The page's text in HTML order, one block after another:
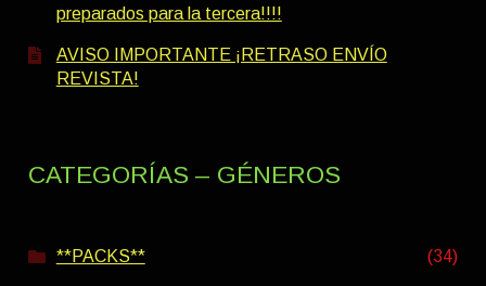
preparados para la tercera!!!!
AVISO IMPORTANTE ¡RETRASO ENVÍO
REVISTA!
CATEGORÍAS – GÉNEROS
**PACKS** (34)